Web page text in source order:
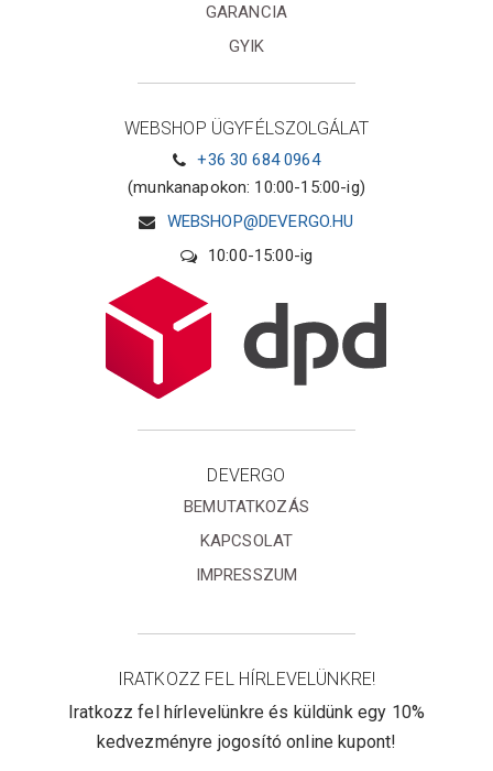
GARANCIA
GYIK
WEBSHOP ÜGYFÉLSZOLGÁLAT
+36 30 684 0964
(munkanapokon: 10:00-15:00-ig)
WEBSHOP@DEVERGO.HU
10:00-15:00-ig
DEVERGO
BEMUTATKOZÁS
KAPCSOLAT
IMPRESSZUM
IRATKOZZ FEL HÍRLEVELÜNKRE!
Iratkozz fel hírlevelünkre és küldünk egy 10%
kedvezményre jogosító online kupont!